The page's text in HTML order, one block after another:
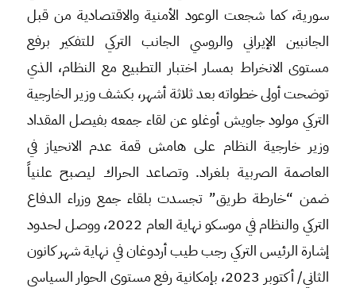
سورية، كما شجعت الوعود الأمنية والاقتصادية من قبل
الجانبين الإيراني والروسي الجانب التركي للتفكير برفع
مستوى الانخراط بمسار اختبار التطبيع مع النظام، الذي
توضحت أولى خطواته بعد ثلاثة أشهر، بكشف وزير الخارجية
التركي مولود جاويش أوغلو عن لقاء جمعه بفيصل المقداد
وزير خارجية النظام على هامش قمة عدم الانحياز في
العاصمة الصربية بلغراد. وتصاعد الحراك ليصبح علنياً
ضمن “خارطة طريق” تجسدت بلقاء جمع وزراء الدفاع
التركي والنظام في موسكو نهاية العام 2022، ووصل لحدود
إشارة الرئيس التركي رجب طيب أردوغان في نهاية شهر كانون
الثاني/ أكتوبر 2023، بإمكانية رفع مستوى الحوار السياسي